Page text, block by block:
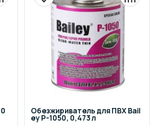
Обезжириватель для ПВХ Bail
ey P-1050, 0,473 л